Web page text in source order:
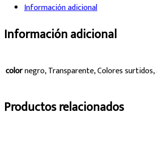
Información adicional
Información adicional
colornegro, Transparente, Colores
Productos relacionados